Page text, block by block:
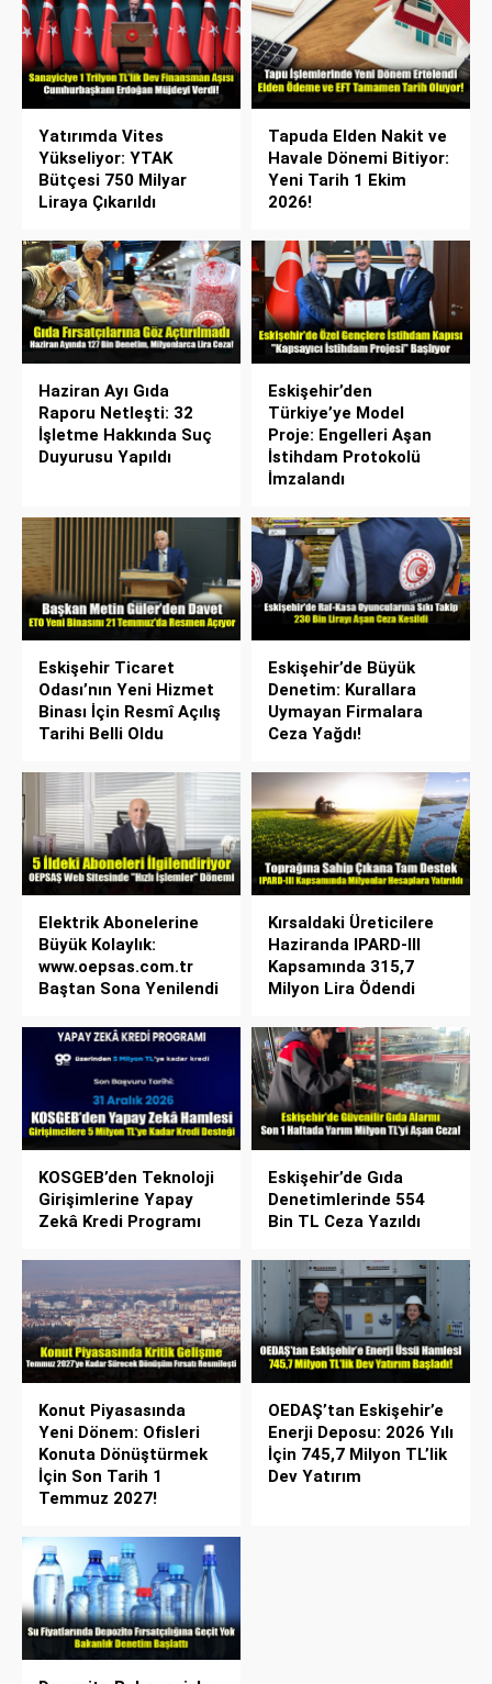
Yatırımda Vites
Yükseliyor: YTAK
Bütçesi 750 Milyar
Liraya Çıkarıldı
Tapuda Elden Nakit ve
Havale Dönemi Bitiyor:
Yeni Tarih 1 Ekim
2026!
Haziran Ayı Gıda
Raporu Netleşti: 32
İşletme Hakkında Suç
Duyurusu Yapıldı
Eskişehir’den
Türkiye’ye Model
Proje: Engelleri Aşan
İstihdam Protokolü
İmzalandı
Eskişehir Ticaret
Odası’nın Yeni Hizmet
Binası İçin Resmî Açılış
Tarihi Belli Oldu
Eskişehir’de Büyük
Denetim: Kurallara
Uymayan Firmalara
Ceza Yağdı!
Elektrik Abonelerine
Büyük Kolaylık:
www.oepsas.com.tr
Baştan Sona Yenilendi
Kırsaldaki Üreticilere
Haziranda IPARD-III
Kapsamında 315,7
Milyon Lira Ödendi
KOSGEB’den Teknoloji
Girişimlerine Yapay
Zekâ Kredi Programı
Eskişehir’de Gıda
Denetimlerinde 554
Bin TL Ceza Yazıldı
Konut Piyasasında
Yeni Dönem: Ofisleri
Konuta Dönüştürmek
İçin Son Tarih 1
Temmuz 2027!
OEDAŞ’tan Eskişehir’e
Enerji Deposu: 2026 Yılı
İçin 745,7 Milyon TL’lik
Dev Yatırım